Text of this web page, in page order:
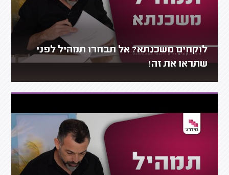
לוקחים משכנתא? אל תבחרו תמהיל לפני
שתראו את זה!